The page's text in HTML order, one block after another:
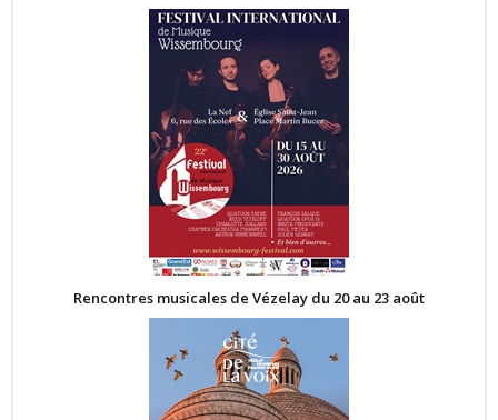
Rencontres musicales de Vézelay du 20 au 23 août